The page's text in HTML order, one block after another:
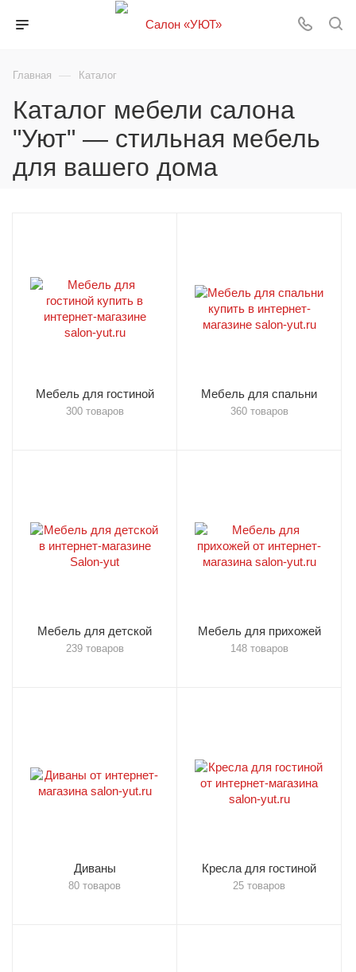
Главная — Каталог
Каталог мебели салона
"Уют" — стильная мебель
для вашего дома
Мебель для гостиной
300 товаров
Мебель для спальни
360 товаров
Мебель для детской
239 товаров
Мебель для прихожей
148 товаров
Диваны
80 товаров
Кресла для гостиной
25 товаров